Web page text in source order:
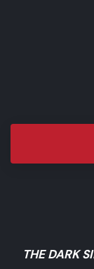
THE DARK